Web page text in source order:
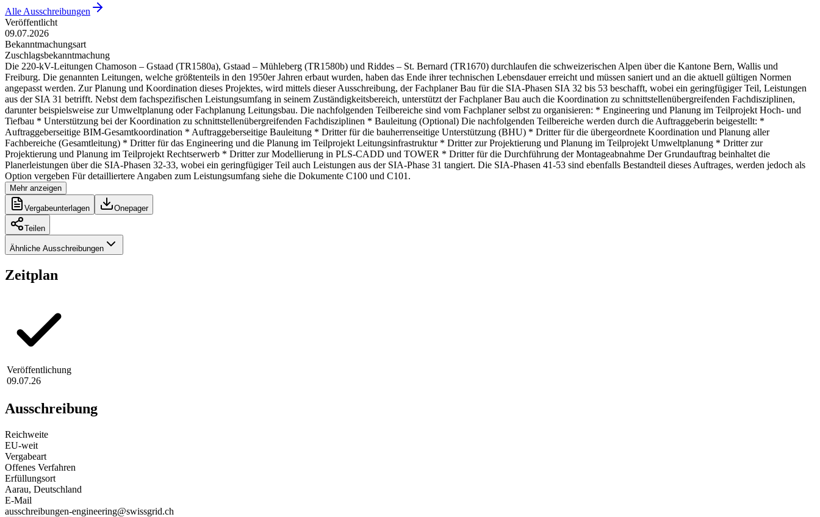
Alle Ausschreibungen
Veröffentlicht
09.07.2026
Bekanntmachungsart
Zuschlagsbekanntmachung
Die 220-kV-Leitungen Chamoson – Gstaad (TR1580a), Gstaad – Mühleberg (TR1580b) und Riddes – St. Bernard (TR1670) durchlaufen die schweizerischen Alpen über die Kantone Bern, Wallis und
Freiburg. Die genannten Leitungen, welche größtenteils in den 1950er Jahren erbaut wurden, haben das Ende ihrer technischen Lebensdauer erreicht und müssen saniert und an die aktuell gültigen Normen
angepasst werden. Zur Planung und Koordination dieses Projektes, wird mittels dieser Ausschreibung, der Fachplaner Bau für die SIA-Phasen SIA 32 bis 53 beschafft, wobei ein geringfügiger Teil, Leistungen
aus der SIA 31 betrifft. Nebst dem fachspezifischen Leistungsumfang in seinem Zuständigkeitsbereich, unterstützt der Fachplaner Bau auch die Koordination zu schnittstellenübergreifenden Fachdisziplinen,
darunter beispielsweise zur Umweltplanung oder Fachplanung Leitungsbau. Die nachfolgenden Teilbereiche sind vom Fachplaner selbst zu organisieren: * Engineering und Planung im Teilprojekt Hoch- und
Tiefbau * Unterstützung bei der Koordination zu schnittstellenübergreifenden Fachdisziplinen * Bauleitung (Optional) Die nachfolgenden Teilbereiche werden durch die Auftraggeberin beigestellt: *
Auftraggeberseitige BIM-Gesamtkoordination * Auftraggeberseitige Bauleitung * Dritter für die bauherrenseitige Unterstützung (BHU) * Dritter für die übergeordnete Koordination und Planung aller
Fachbereiche (Gesamtleitung) * Dritter für das Engineering und die Planung im Teilprojekt Leitungsinfrastruktur * Dritter zur Projektierung und Planung im Teilprojekt Umweltplanung * Dritter zur
Projektierung und Planung im Teilprojekt Rechtserwerb * Dritter zur Modellierung in PLS-CADD und TOWER * Dritter für die Durchführung der Montageabnahme Der Grundauftrag beinhaltet die
Planerleistungen über die SIA-Phasen 32-33, wobei ein geringfügiger Teil auch Leistungen aus der SIA-Phase 31 tangiert. Die SIA-Phasen 41-53 sind ebenfalls Bestandteil dieses Auftrages, werden jedoch als
Option vergeben Für detailliertere Angaben zum Leistungsumfang siehe die Dokumente C100 und C101.
Mehr anzeigen
Vergabeunterlagen Onepager
Teilen
Ähnliche Ausschreibungen
Zeitplan
Veröffentlichung
09.07.26
Ausschreibung
Reichweite
EU-weit
Vergabeart
Offenes Verfahren
Erfüllungsort
Aarau, Deutschland
E-Mail
ausschreibungen-engineering@swissgrid.ch